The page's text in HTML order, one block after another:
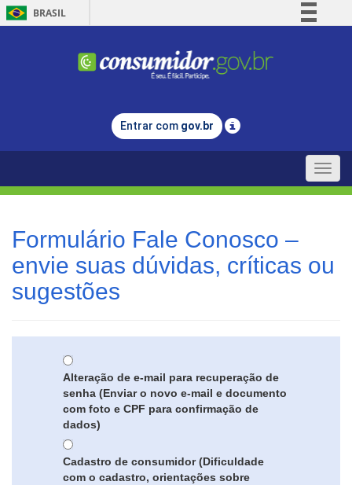
BRASIL
Comunica BR
Legislação
Entrar com gov.br
Toggle
Formulário Fale Conosco –
envie suas dúvidas, críticas ou
sugestões
Alteração de e-mail para recuperação de
senha (Enviar o novo e-mail e documento
com foto e CPF para confirmação de
dados)
Cadastro de consumidor (Dificuldade
com o cadastro, orientações sobre